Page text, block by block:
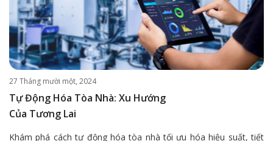
27 Tháng mười một, 2024
Tự Động Hóa Tòa Nhà: Xu Hướng
Của Tương Lai
Khám phá cách tự động hóa tòa nhà tối ưu hóa hiệu suất, tiết